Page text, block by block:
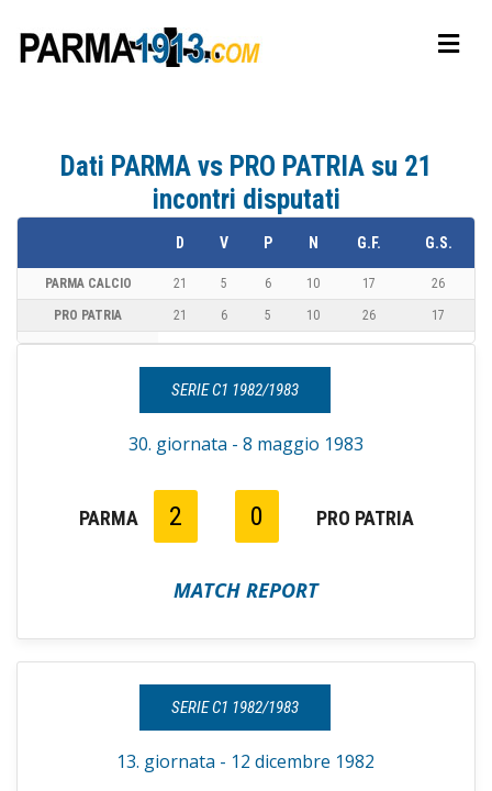
Dati PARMA vs PRO PATRIA su 21
incontri disputati
D V P N G.F. G.S.
PARMA CALCIO 21 5 6 10 17 26
PRO PATRIA 21 6 5 10 26 17
SERIE C1 1982/1983
30. giornata - 8 maggio 1983
PARMA 2 0 PRO PATRIA
MATCH REPORT
SERIE C1 1982/1983
13. giornata - 12 dicembre 1982